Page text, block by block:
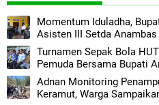
Momentum Iduladha,
Asisten III Setda Anambas
Turnamen Sepak Bola
Pemuda Bersama Bupati
Adnan Monitoring
Keramut, Warga